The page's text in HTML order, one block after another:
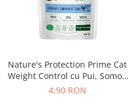
Nature's Protection Prime Cat
Weight Control cu Pui, Somon
si Ton 85 Gr
4,90 RON